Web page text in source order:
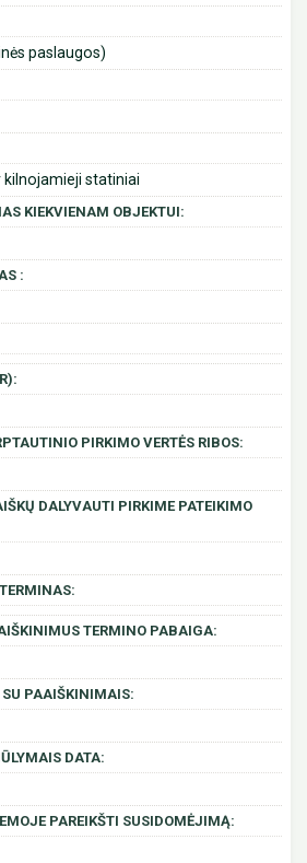
paslaugos)
statiniai
KIEKVIENAM OBJEKTUI:
:
PIRKIMO VERTĖS RIBOS:
DALYVAUTI PIRKIME PATEIKIMO
TERMINO PABAIGA:
PAAIŠKINIMAIS:
DATA:
PAREIKŠTI SUSIDOMĖJIMĄ: